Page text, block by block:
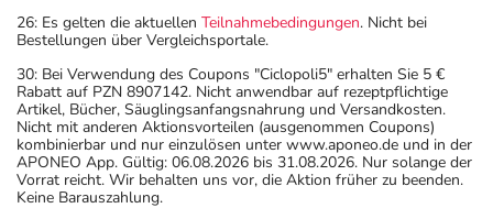
26: Es gelten die aktuellen Teilnahmebedingungen. Nicht bei
Bestellungen über Vergleichsportale.
30: Bei Verwendung des Coupons "Ciclopoli5" erhalten Sie 5 €
Rabatt auf PZN 8907142. Nicht anwendbar auf rezeptpflichtige
Artikel, Bücher, Säuglingsanfangsnahrung und Versandkosten.
Nicht mit anderen Aktionsvorteilen (ausgenommen Coupons)
kombinierbar und nur einzulösen unter www.aponeo.de und in der
APONEO App. Gültig: 06.08.2026 bis 31.08.2026. Nur solange der
Vorrat reicht. Wir behalten uns vor, die Aktion früher zu beenden.
Keine Barauszahlung.